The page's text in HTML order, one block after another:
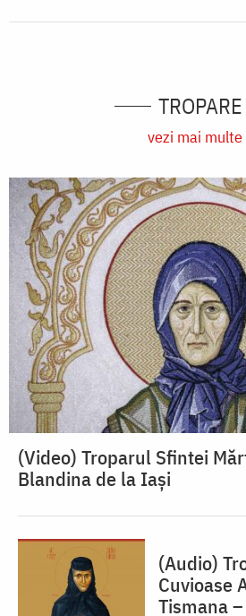
TROPARE
vezi mai multe
(Video) Troparul Sfintei
Blandina de la Iași
(Audio)
Cuvioase
Tismana